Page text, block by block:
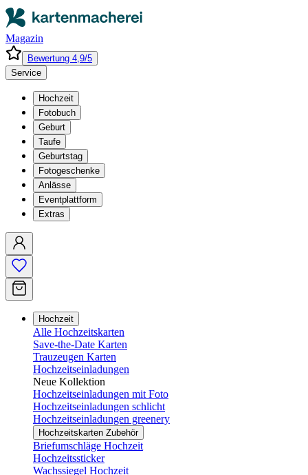
Magazin
Bewertung 4,9/5
Service
Hochzeit
Fotobuch
Geburt
Taufe
Geburtstag
Fotogeschenke
Anlässe
Eventplattform
Extras
Hochzeit
Alle Hochzeitskarten
Save-the-Date Karten
Trauzeugen Karten
Hochzeitseinladungen
Neue Kollektion
Hochzeitseinladungen mit Foto
Hochzeitseinladungen schlicht
Hochzeitseinladungen greenery
Hochzeitskarten Zubehör
Briefumschläge Hochzeit
Hochzeitssticker
Wachssiegel Hochzeit